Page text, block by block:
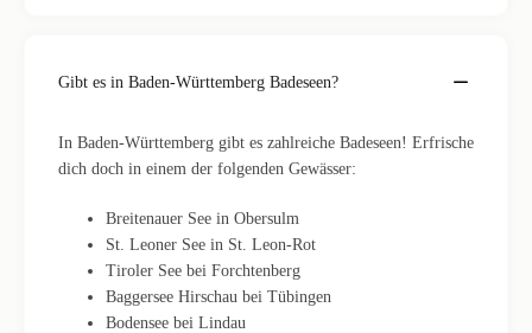
Gibt es in Baden-Württemberg Badeseen?
In Baden-Württemberg gibt es zahlreiche Badeseen! Erfrische
dich doch in einem der folgenden Gewässer:
Breitenauer See in Obersulm
St. Leoner See in St. Leon-Rot
Tiroler See bei Forchtenberg
Baggersee Hirschau bei Tübingen
Bodensee bei Lindau